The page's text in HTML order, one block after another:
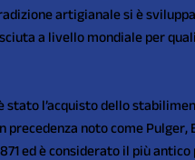
artigianale si è
a livello mondiale per
stato l’acquisto dello
precedenza noto come Pulger,
ed è considerato il più